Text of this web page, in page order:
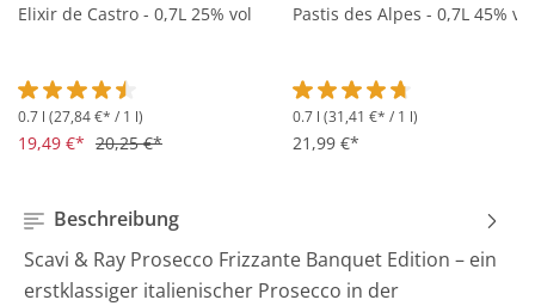
Elixir de Castro - 0,7L 25% vol
Durchschnittliche Bewertung von 4.5 von 5 Sternen
0.7 l (27,84 €* / 1 l)
19,49 €* 20,25 €*
Pastis des Alpes - 0,7L 45% vol
Durchschnittliche
0.7 l (31,41 €* / 1 l)
21,99 €*
Beschreibung
Scavi & Ray Prosecco Frizzante Banquet Edition – ein
erstklassiger italienischer Prosecco in der